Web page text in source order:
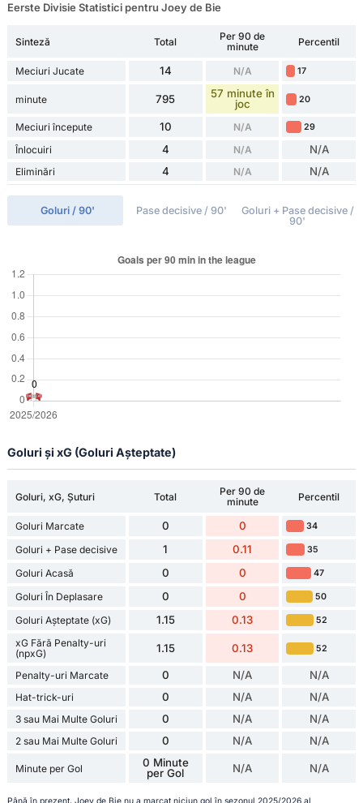
Eerste Divisie Statistici pentru Joey de Bie
Sinteză Total
Per 90 de
minute
Percentil
Meciuri Jucate 14 N/A 17
minute 795
57 minute în
joc
20
Meciuri începute 10 N/A 29
Înlocuiri 4 N/A N/A
Eliminări 4 N/A N/A
Goluri / 90' Pase decisive / 90'
Goluri + Pase decisive /
90'
Goluri și xG (Goluri Așteptate)
Goluri, xG, Șuturi Total
Per 90 de
minute
Percentil
Goluri Marcate 0 0 34
Goluri + Pase decisive 1 0.11 35
Goluri Acasă 0 0 47
Goluri În Deplasare 0 0 50
Goluri Așteptate (xG) 1.15 0.13 52
xG Fără Penalty-uri
(npxG)
1.15 0.13 52
Penalty-uri Marcate 0 N/A N/A
Hat-trick-uri 0 N/A N/A
3 sau Mai Multe Goluri 0 N/A N/A
2 sau Mai Multe Goluri 0 N/A N/A
Minute per Gol
0 Minute
per Gol
N/A N/A
Până în prezent, Joey de Bie nu a marcat niciun gol în sezonul 2025/2026 al